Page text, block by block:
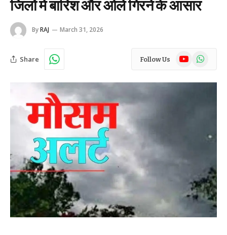
जिलों में बारिश और ओले गिरने के आसार
ByRAJ March 31, 2026
Share Follow Us YouTubeWhatsApp